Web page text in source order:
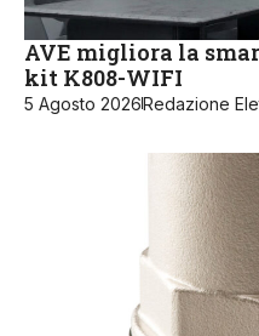
AVE migliora la
kit K808-WIFI
5 Agosto 2026Redazione